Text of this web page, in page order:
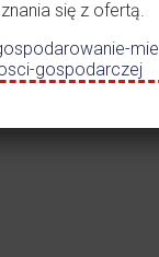
w
się z ofertą.
gospodarczej